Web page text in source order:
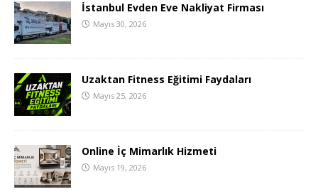
İstanbul Evden Eve Nakliyat Firması
Mayıs 30, 2026
Uzaktan Fitness Eğitimi Faydaları
Mayıs 25, 2026
Online İç Mimarlık Hizmeti
Mayıs 19, 2026